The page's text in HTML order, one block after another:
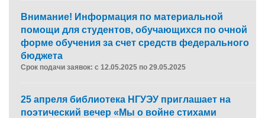
Внимание! Информация по материальной
помощи для студентов, обучающихся по очной
форме обучения за счет средств федерального
бюджета
Срок подачи заявок: с 12.05.2025 по 29.05.2025
25 апреля библиотека НГУЭУ приглашает на
поэтический вечер «Мы о войне стихами